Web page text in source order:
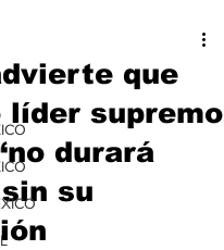
que
líder supremo
durará
su